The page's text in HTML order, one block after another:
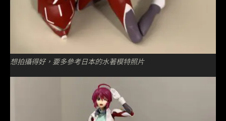
想拍攝得好，要多參考日本的水著模特照片